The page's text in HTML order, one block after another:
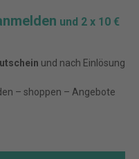
und 2 x 10 €
und nach Einlösung
– shoppen – Angebote